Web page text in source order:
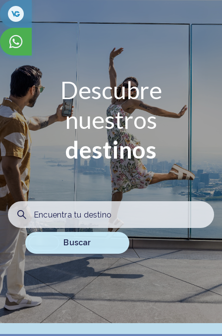
Descubre
nuestros
destinos
Buscar